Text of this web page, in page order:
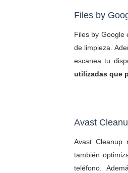
Files by
Files by Google
de limpieza.
escanea tu
utilizadas que
Avast
Avast Cleanup
también
teléfono.